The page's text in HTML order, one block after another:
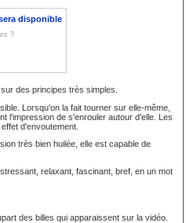
disponible
?
des principes très simples.
Lorsqu'on la fait tourner sur elle-même,
l'impression de s'enrouler autour d'elle. Les
d'envoutement.
très bien huilée, elle est capable de
relaxant, fascinant, bref, en un mot
des billes qui apparaissent sur la vidéo.